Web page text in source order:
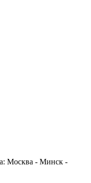
Москва - Минск -